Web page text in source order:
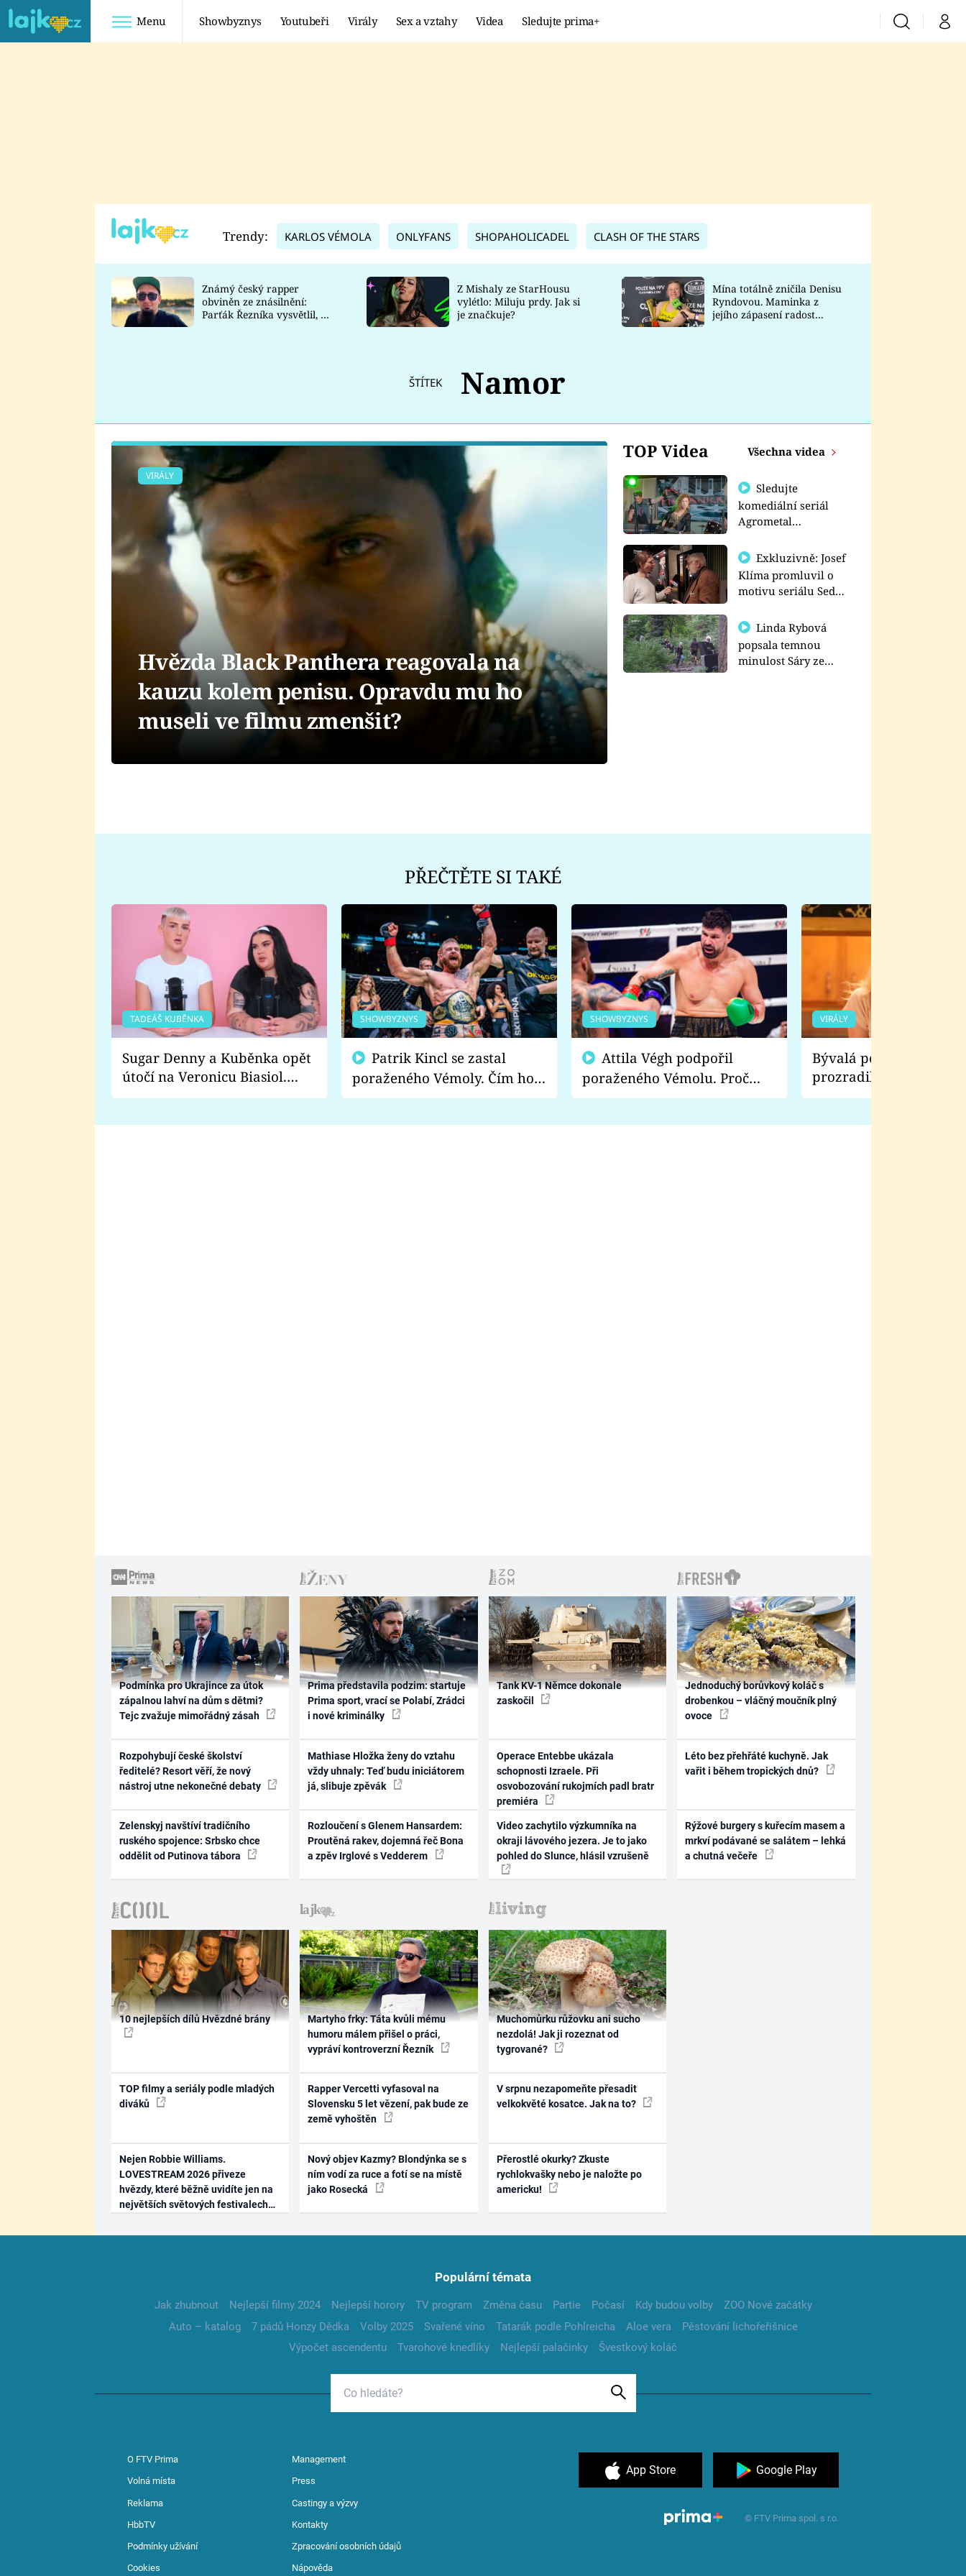
Menu Showbyznys Youtubeři Virály Sex a vztahy Videa Sledujte prima+ VyhledáváníMůj
TADEÁŠ KUBĚNKA
DATEL
Prima Lajk
Sledujte nás
Trendy: KARLOS VÉMOLA ONLYFANS SHOPAHOLICADEL CLASH OF THE STARS
Známý český rapper
obviněn ze znásilnění:
Parťák Řezníka vysvětlil, co
Z Mishaly ze StarHousu
vylétlo: Miluju prdy. Jak si
je značkuje?
Mína totálně zničila Denisu
Ryndovou. Maminka z
jejího zápasení radost
ŠTÍTEK Namor
TOP Videa Všechna videa
Sledujte
komediální seriál
Agrometal
prima+
Exkluzivně: Josef
Klíma promluvil o
motivu seriálu Sedm
Linda Rybová
popsala temnou
minulost Sáry ze
VIRÁLY
Hvězda Black Panthera reagovala na
kauzu kolem penisu. Opravdu mu ho
museli ve filmu zmenšit?
PŘEČTĚTE SI TAKÉ
TADEÁŠ KUBĚNKA
Sugar Denny a Kuběnka opět
útočí na Veronicu Biasiol.
Proč je podle nich falešná a
SHOWBYZNYS
poraženého Vémoly. Čím ho
fanoušci naštvali?
SHOWBYZNYS
poraženého Vémolu. Proč
chce raději zápasit s ním než
VIRÁLY
Bývalá pornoherečka
prozradila, co ji
natáčení Euforie.
Podmínka pro Ukrajince za útok
zápalnou lahví na dům s dětmi?
Tejc zvažuje mimořádný zásah
Rozpohybují české školství
ředitelé? Resort věří, že nový
nástroj utne nekonečné debaty
Zelenskyj navštíví tradičního
ruského spojence: Srbsko chce
oddělit od Putinova tábora
Prima představila podzim: startuje
Prima sport, vrací se Polabí, Zrádci
i nové kriminálky
Mathiase Hložka ženy do vztahu
vždy uhnaly: Teď budu iniciátorem
já, slibuje zpěvák
Rozloučení s Glenem Hansardem:
Proutěná rakev, dojemná řeč Bona
a zpěv Irglové s Vedderem
Tank KV-1 Němce dokonale
zaskočil
Operace Entebbe ukázala
schopnosti Izraele. Při
osvobozování rukojmích padl bratr
premiéra
Video zachytilo výzkumníka na
okraji lávového jezera. Je to jako
pohled do Slunce, hlásil vzrušeně
Jednoduchý borůvkový koláč s
drobenkou – vláčný moučník plný
ovoce
Léto bez přehřáté kuchyně. Jak
vařit i během tropických dnů?
Rýžové burgery s kuřecím masem a
mrkví podávané se salátem – lehká
a chutná večeře
10 nejlepších dílů Hvězdné brány
TOP filmy a seriály podle mladých
diváků
Nejen Robbie Williams.
LOVESTREAM 2026 přiveze
hvězdy, které běžně uvidíte jen na
největších světových festivalech
Martyho frky: Táta kvůli mému
humoru málem přišel o práci,
vypráví kontroverzní Řezník
Rapper Vercetti vyfasoval na
Slovensku 5 let vězení, pak bude ze
země vyhoštěn
Nový objev Kazmy? Blondýnka se s
ním vodí za ruce a fotí se na místě
jako Rosecká
Muchomůrku růžovku ani sucho
nezdolá! Jak ji rozeznat od
tygrované?
V srpnu nezapomeňte přesadit
velkokvěté kosatce. Jak na to?
Přerostlé okurky? Zkuste
rychlokvašky nebo je naložte po
americku!
Populární témata
Jak zhubnout Nejlepší filmy 2024 Nejlepší horory TV program Změna času Partie Počasí Kdy budou volby
ZOO Nové začátky
Auto – katalog
7 pádů Honzy Dědka Volby 2025 Svařené víno Tatarák podle Pohlreicha Aloe vera
Pěstování lichořeřišnice
Výpočet ascendentu
Tvarohové knedlíky Nejlepší palačinky Švestkový koláč
O FTV Prima Management
Volná místa Press
Reklama Castingy a výzvy
HbbTV Kontakty
Podmínky užívání Zpracování osobních údajů
Cookies Nápověda
App Store Google Play
© FTV Prima spol. s r.o.